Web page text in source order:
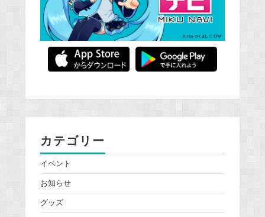
カテゴリー
イベント
お知らせ
グッズ